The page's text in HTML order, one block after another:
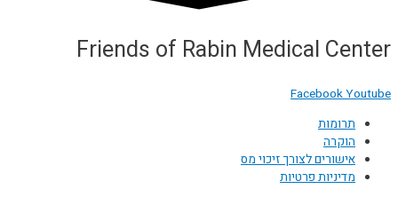
Friends of Rabin Medical Center
FacebookYoutube
תרומות
הוקרה
אישורים לצורך זיכוי מס
מדיניות פרטיות